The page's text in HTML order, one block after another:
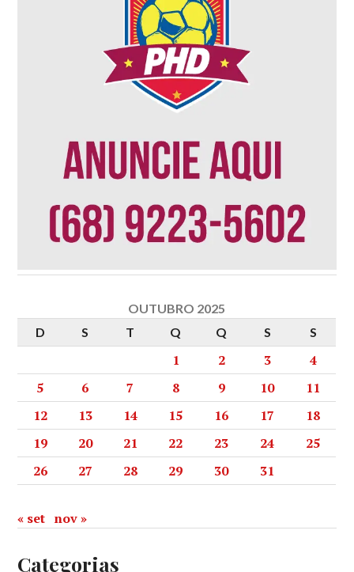
OUTUBRO 2025
D
S T Q Q S S
1 2 3
4
5
6 7 8 9 10
11
12
13 14 15 16 17
18
19
20 21 22 23 24
25
26
27 28 29 30 31
« set nov »
Categorias